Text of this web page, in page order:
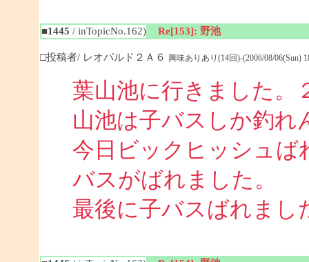
■1445 / inTopicNo.162) Re[153]: 野池
□投稿者/ レオパルド２Ａ６ 興味ありあり(14回)-(2006/08/06(Sun)
葉山池に行きました。
山池は子バスしか釣れ
今日ビックヒッシュば
バスがばれました。
最後に子バスばれまし